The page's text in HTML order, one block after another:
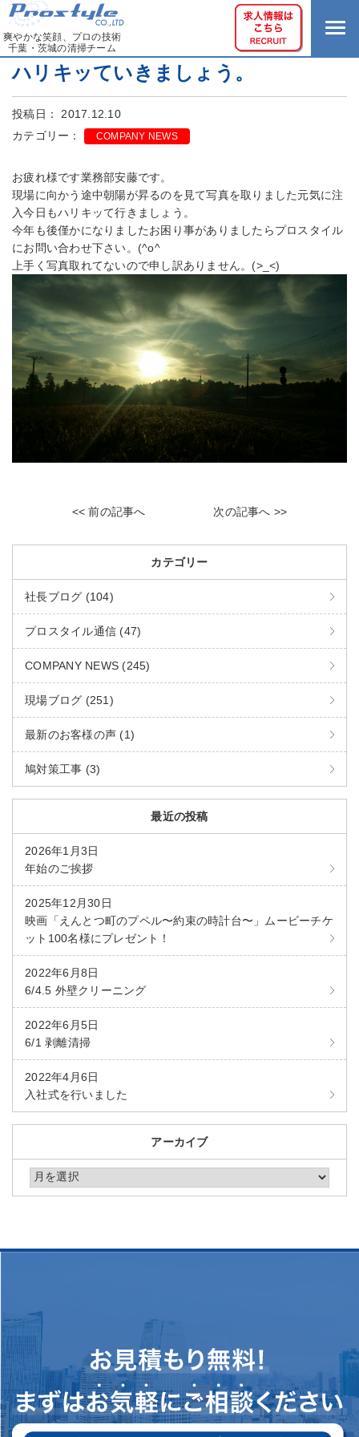
爽やかな笑顔、プロの技術
千葉・茨城の清掃チーム
ハリキッていきましょう。
投稿日： 2017.12.10
カテゴリー：
COMPANY NEWS
お疲れ様です業務部安藤です。
現場に向かう途中朝陽が昇るのを見て写真を取りました元気に注
入今日もハリキッて行きましょう。
今年も後僅かになりましたお困り事がありましたらプロスタイル
にお問い合わせ下さい。(^o^ゞ
上手く写真取れてないので申し訳ありません。(>_<)
<< 前の記事へ 次の記事へ >>
カテゴリー
社長ブログ (104)
プロスタイル通信 (47)
COMPANY NEWS (245)
現場ブログ (251)
最新のお客様の声 (1)
鳩対策工事 (3)
最近の投稿
2026年1月3日
年始のご挨拶
2025年12月30日
映画「えんとつ町のプペル〜約束の時計台〜」ムービーチケ
ット100名様にプレゼント！
2022年6月8日
6/4.5 外壁クリーニング
2022年6月5日
6/1 剥離清掃
2022年4月6日
入社式を行いました
アーカイブ
アーカイブ